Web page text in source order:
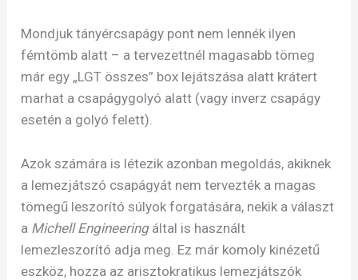
Mondjuk tányércsapágy pont nem lennék ilyen
fémtömb alatt – a tervezettnél magasabb tömeg
már egy „LGT összes” box lejátszása alatt krátert
marhat a csapágygolyó alatt (vagy inverz csapágy
esetén a golyó felett).
Azok számára is létezik azonban megoldás, akiknek
a lemezjátszó csapágyát nem tervezték a magas
tömegű leszorító súlyok forgatására, nekik a választ
a Michell Engineeringáltal is használt
lemezleszorító adja meg. Ez már komoly kinézetű
eszköz, hozza az arisztokratikus lemezjátszók